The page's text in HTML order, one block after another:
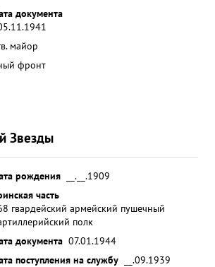
документа
майор
фронт
Звезды
рождения
__.__.1909
часть
гвардейский армейский пушечный
полк
документа 07.01.1944
поступления на службу
__.09.1939